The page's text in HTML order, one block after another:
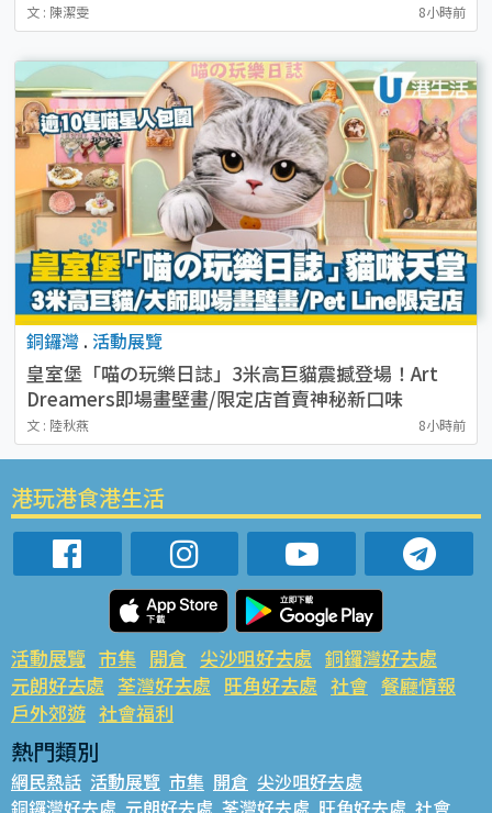
文 : 陳潔雯 8小時前
銅鑼灣 . 活動展覽
皇室堡「喵の玩樂日誌」3米高巨貓震撼登場！Art
Dreamers即場畫壁畫/限定店首賣神秘新口味
文 : 陸秋燕 8小時前
港玩港食港生活
活動展覽 市集 開倉 尖沙咀好去處 銅鑼灣好去處
元朗好去處 荃灣好去處 旺角好去處 社會 餐廳情報
戶外郊遊 社會福利
熱門類別
網民熱話 活動展覽 市集 開倉 尖沙咀好去處
銅鑼灣好去處 元朗好去處 荃灣好去處 旺角好去處 社會